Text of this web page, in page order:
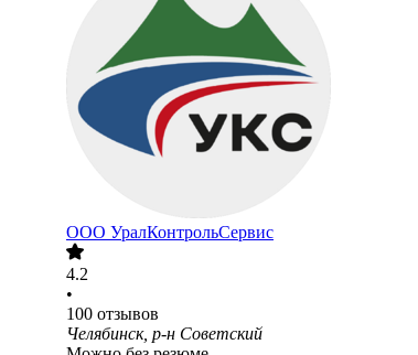
ООО УралКонтрольСервис
4.2
•
100 отзывов
Челябинск, р-н Советский